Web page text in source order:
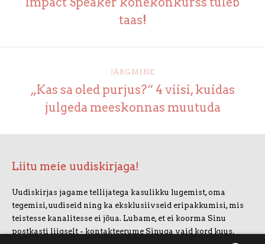
taas!
JÄRGMINE
„Kas sa oled purjus?“ 4 viisi, kuidas
julgeda meeskonnas muutuda
Liitu meie uudiskirjaga!
Uudiskirjas jagame tellijatega kasulikku lugemist, oma
tegemisi, uudiseid ning ka eksklusiivseid eripakkumisi, mis
teistesse kanalitesse ei jõua. Lubame, et ei koorma Sinu
postkasti liigselt - kontakteerume Sinuga vaid kord kuus.